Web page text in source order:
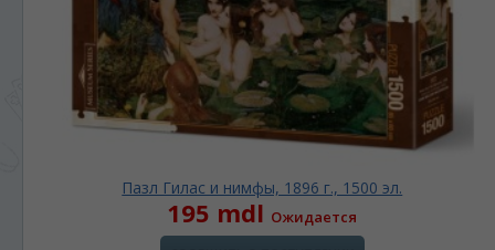
Пазл Гилас и нимфы, 1896 г., 1500 эл.
195 mdl Ожидается